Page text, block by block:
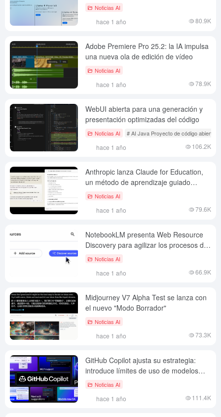
multimodal de IA?
Noticias AI
hace 1 año 80.9K
Adobe Premiere Pro 25.2: la IA impulsa
una nueva ola de edición de vídeo
Noticias AI
hace 1 año 78.9K
WebUI abierta para una generación y
presentación optimizadas del código
Noticias AI # AI Java Proyecto de código abierto
hace 1 año 106.2K
Anthropic lanza Claude for Education,
un método de aprendizaje guiado
asistido por IA
Noticias AI
hace 1 año 79.6K
NotebookLM presenta Web Resource
Discovery para agilizar los procesos de
recopilación de información
Noticias AI
hace 1 año 66.9K
Midjourney V7 Alpha Test se lanza con
el nuevo "Modo Borrador"
Noticias AI
hace 1 año 73.3K
GitHub Copilot ajusta su estrategia:
introduce límites de uso de modelos
avanzados y un nuevo sistema de
Noticias AI
hace 1 año 111.4K